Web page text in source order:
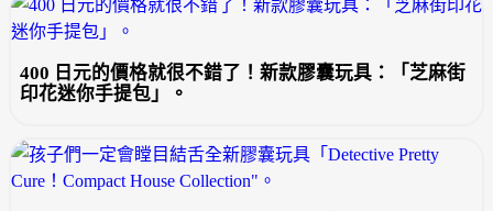
400 日元的價格就很不錯了！新款膠囊玩具：「芝麻街
印花迷你手提包」。